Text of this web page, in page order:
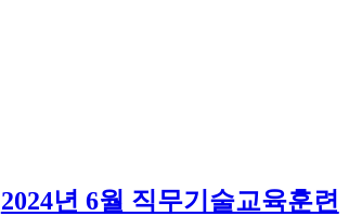
2024년 6월 직무기술교육훈련